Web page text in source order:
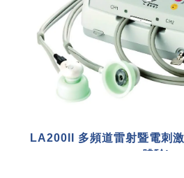
LA200II 多頻道雷射暨電刺